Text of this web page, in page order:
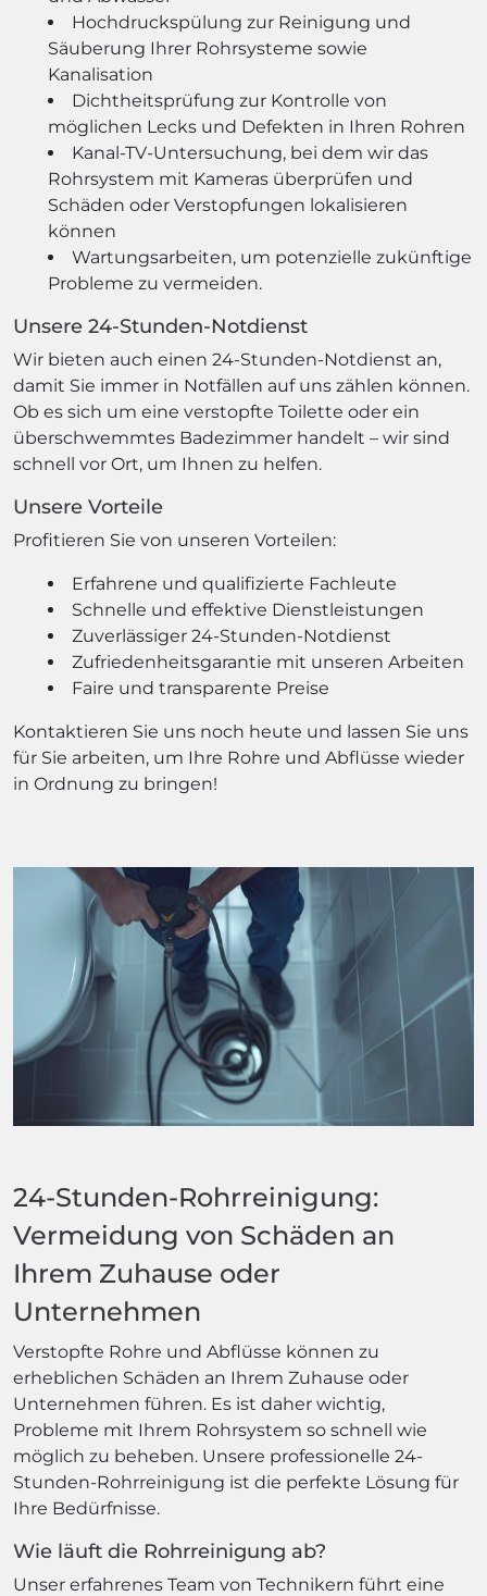
Hochdruckspülung zur Reinigung und
Säuberung Ihrer Rohrsysteme sowie
Kanalisation
Dichtheitsprüfung zur Kontrolle von
möglichen Lecks und Defekten in Ihren Rohren
Kanal-TV-Untersuchung, bei dem wir das
Rohrsystem mit Kameras überprüfen und
Schäden oder Verstopfungen lokalisieren
können
Wartungsarbeiten, um potenzielle zukünftige
Probleme zu vermeiden.
Unsere 24-Stunden-Notdienst
Wir bieten auch einen 24-Stunden-Notdienst an,
damit Sie immer in Notfällen auf uns zählen können.
Ob es sich um eine verstopfte Toilette oder ein
überschwemmtes Badezimmer handelt – wir sind
schnell vor Ort, um Ihnen zu helfen.
Unsere Vorteile
Profitieren Sie von unseren Vorteilen:
Erfahrene und qualifizierte Fachleute
Schnelle und effektive Dienstleistungen
Zuverlässiger 24-Stunden-Notdienst
Zufriedenheitsgarantie mit unseren Arbeiten
Faire und transparente Preise
Kontaktieren Sie uns noch heute und lassen Sie uns
für Sie arbeiten, um Ihre Rohre und Abflüsse wieder
in Ordnung zu bringen!
24-Stunden-Rohrreinigung:
Vermeidung von Schäden an
Ihrem Zuhause oder
Unternehmen
Verstopfte Rohre und Abflüsse können zu
erheblichen Schäden an Ihrem Zuhause oder
Unternehmen führen. Es ist daher wichtig,
Probleme mit Ihrem Rohrsystem so schnell wie
möglich zu beheben. Unsere professionelle 24-
Stunden-Rohrreinigung ist die perfekte Lösung für
Ihre Bedürfnisse.
Wie läuft die Rohrreinigung ab?
Unser erfahrenes Team von Technikern führt eine